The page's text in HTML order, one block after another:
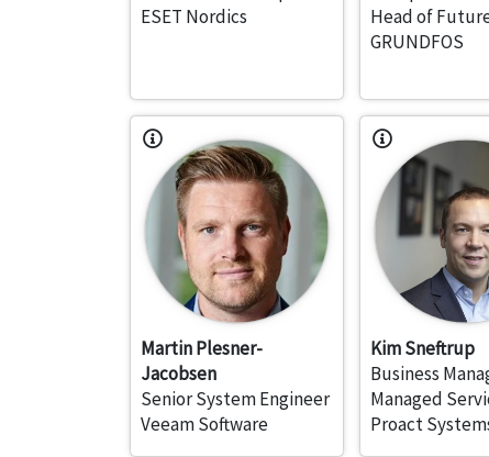
ESET Nordics
Head of
GRUNDFOS
Martin Plesner-
Jacobsen
Senior System Engineer
Veeam Software
Kim Sneftrup
Business
Managed
Proact